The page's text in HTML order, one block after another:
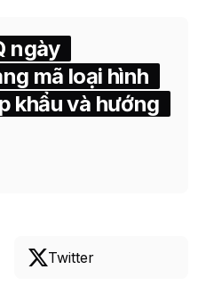
ngày
mã loại hình
khẩu và hướng
Twitter